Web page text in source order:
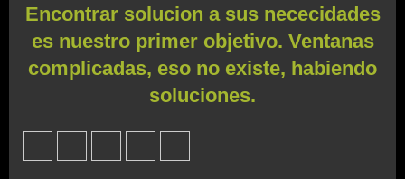
Encontrar solucion a sus nececidades
es nuestro primer objetivo. Ventanas
complicadas, eso no existe, habiendo
soluciones.